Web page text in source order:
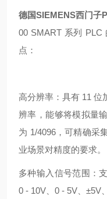
德国SIEMENS西门子
00 SMART 系列
点：
高分辨率：具有 11 位
辨率，能够将模拟量
为 1/4096，可精确采
业场景对精度的要求。
多种输入信号范围：
0 - 10V、0 - 5V、±5V